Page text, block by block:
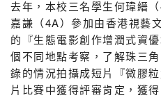
去年，本校三名學生何瑋縉
嘉謙（4A）參加由香港視藝
的『生態電影創作增潤式資
個不同地點考察，了解珠三
錄的情況拍攝成短片『微膠
片比賽中獲得評審肯定，獲